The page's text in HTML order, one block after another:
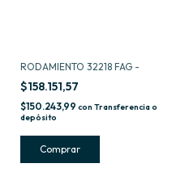
RODAMIENTO 32218 FAG -
$158.151,57
$150.243,99 con Transferencia o
depósito